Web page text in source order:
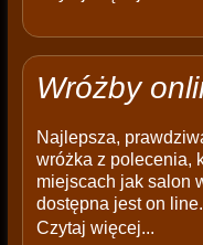
Wróżby
Najlepsza,
wróżka z polecenia,
miejscach jak salon
dostępna jest on line.
Czytaj więcej...